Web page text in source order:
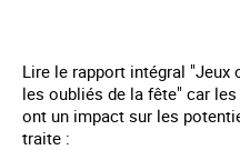
Lire le rapport intégral "Jeux
les oubliés de la fête" car
ont un impact sur les
traite :